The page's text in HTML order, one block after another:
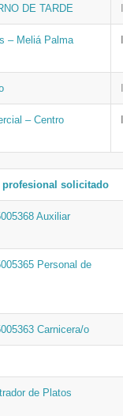
DE TARDE
– Meliá Palma
– Centro
profesional solicitado
Auxiliar
Personal de
Carnicera/o
de Platos